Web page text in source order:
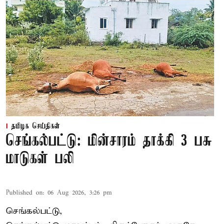
தமிழக செய்திகள்
செங்கல்பட்டு: மின்சாரம் தாக்கி 3 பசு
மாடுகள் பலி
Published on: 06 Aug 2026, 3:26 pm
செங்கல்பட்டு,